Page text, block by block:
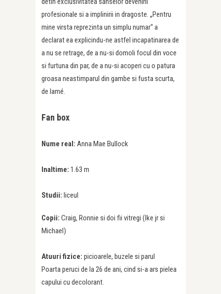
profesionale si a implinirii in dragoste. „Pentru
mine virsta reprezinta un simplu numar“ a
declarat ea explicindu-ne astfel incapatinarea de
a nu se retrage, de a nu-si domoli focul din voce
si furtuna din par, de a nu-si acoperi cu o patura
groasa neastimparul din gambe si fusta scurta,
de lamé.
Fan box
Nume real: Anna Mae Bullock
Inaltime: 1.63 m
Studii: liceul
Copii: Craig, Ronnie si doi fii vitregi (Ike jr si
Michael)
Atuuri fizice: picioarele, buzele si parul
Poarta peruci de la 26 de ani, cind si-a ars pielea
capului cu decolorant.